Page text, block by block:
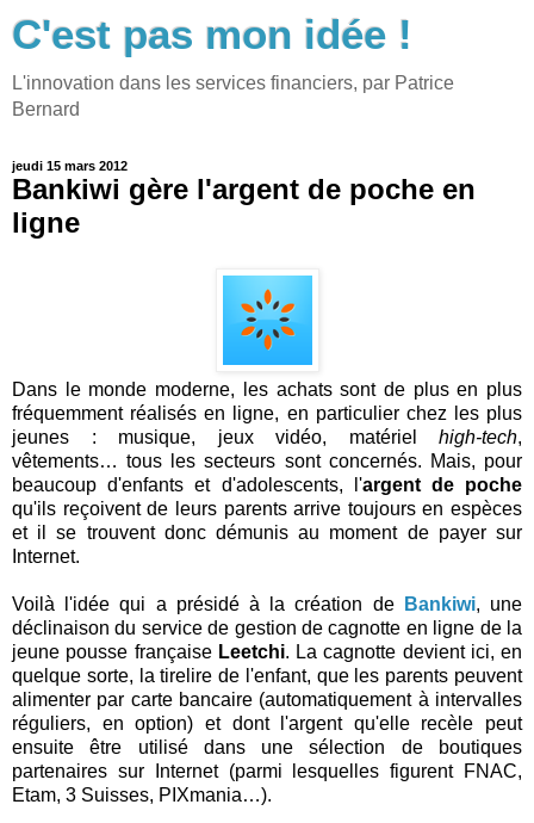
C'est pas mon idée !
L'innovation dans les services financiers, par Patrice
Bernard
jeudi 15 mars 2012
Bankiwi gère l'argent de poche en
ligne
Dans le monde moderne, les achats sont de plus en plus
fréquemment réalisés en ligne, en particulier chez les plus
jeunes : musique, jeux vidéo, matériel high-tech,
vêtements… tous les secteurs sont concernés. Mais, pour
beaucoup d'enfants et d'adolescents, l'argent de poche
qu'ils reçoivent de leurs parents arrive toujours en espèces
et il se trouvent donc démunis au moment de payer sur
Internet.
Voilà l'idée qui a présidé à la création de Bankiwi, une
déclinaison du service de gestion de cagnotte en ligne de la
jeune pousse française Leetchi. La cagnotte devient ici, en
quelque sorte, la tirelire de l'enfant, que les parents peuvent
alimenter par carte bancaire (automatiquement à intervalles
réguliers, en option) et dont l'argent qu'elle recèle peut
ensuite être utilisé dans une sélection de boutiques
partenaires sur Internet (parmi lesquelles figurent FNAC,
Etam, 3 Suisses, PIXmania…).